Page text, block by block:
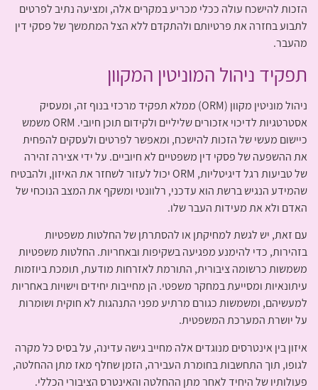
הזכות להישכח עולה ככלי מכריע במקרים אלה, ומציעה נתיב לפרטים
לתבוע בחזרה את פרטיותם ולהתקדם ללא הצל המתמשך של פסקי דין
מהעבר.
תפקיד ניהול המוניטין המקוון
ניהול מוניטין מקוון (ORM) ממלא תפקיד מרכזי בנוף זה, ומעסיק
אסטרטגיות לדיכוי אזכורים שליליים ולקידום תוכן חיובי. ORM משמש
כיישום מעשי של הזכות להישכח, ומאפשר לפרטים ולעסקים להפחית
את ההשפעה של פסקי דין משפטיים לא חיוביים. על ידי אצירה זהירה
של טביעות רגל דיגיטליות, ORM יכול לעזור לשחזר את האיזון, ולהבטיח
שהמידע הנגיש ברשת הוא עדכני, רלוונטי ומשקף את המצב הנוכחי של
האדם ולא את מעידות העבר שלו.
עם זאת, יש לגשת למחיקתן או להסתרתן של החלטות משפטיות
בזהירות, כדי להימנע מפגיעה בשקיפות ובאחריות. החלטות משפטיות
משמשות כרשומה ציבורית, התורמת לאזרחות מודעת, תומכת ביוזמות
עיתונאיות ומסייעת במחקר משפטי. הן מחייבות יחידים וישויות באחריות
למעשיהם, ומשמשות כגורם מרתיע מפני התנהגות לא חוקית ושומרות
על יושרת המערכת המשפטית.
איזון בין אינטרסים מנוגדים אלה מחייב גישה עדינה, על בסיס כל מקרה
לגופו, תוך התחשבות בחומרת העבירה, הזמן שחלף מאז מתן ההחלטה,
פעולותיו של היחיד לאחר מתן ההחלטה והאינטרס הציבורי הכללי.